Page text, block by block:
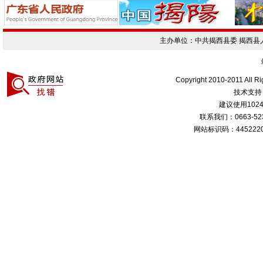
主办单位：中共揭西县委 揭西
Copyright 2010-2011 All
技术支
建议使用
联系我们：0663-
网站标识码：